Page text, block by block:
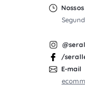
/
E-mail